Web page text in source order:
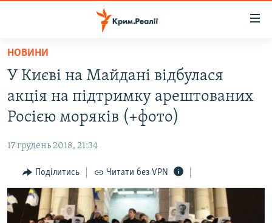
Перейти
основного
матеріалу
Перейти
до
основної
навігації
Перейти
до
пошуку
ВІДЕО ТА ФОТО
БЛОГИ
ПОГЛЯД
ІНТЕРВ'Ю
ВСЕ ЗА ДЕНЬ
НОВИНИ
У Києві на Майдані відбулася
акція на підтримку арештованих
Росією моряків (+фото)
17 грудень 2018, 21:34
Поділитись Читати без VPN